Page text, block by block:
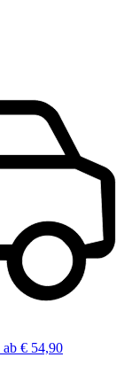
ab € 54,90